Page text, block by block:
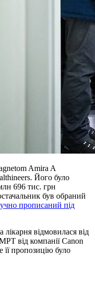
Amira A
Його було
696 тис. грн
був обраний
прописаний під
лікарня відмовилася від
від компанії Canon
її пропозицію було